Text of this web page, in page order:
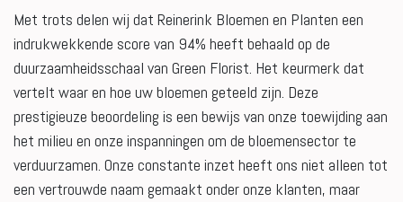
Met trots delen wij dat Reinerink Bloemen en Planten een
indrukwekkende score van 94% heeft behaald op de
duurzaamheidsschaal van Green Florist. Het keurmerk dat
vertelt waar en hoe uw bloemen geteeld zijn. Deze
prestigieuze beoordeling is een bewijs van onze toewijding aan
het milieu en onze inspanningen om de bloemensector te
verduurzamen. Onze constante inzet heeft ons niet alleen tot
een vertrouwde naam gemaakt onder onze klanten, maar